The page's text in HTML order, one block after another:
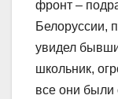
фронт –
Белоруссии,
увидел
школьник,
все они были